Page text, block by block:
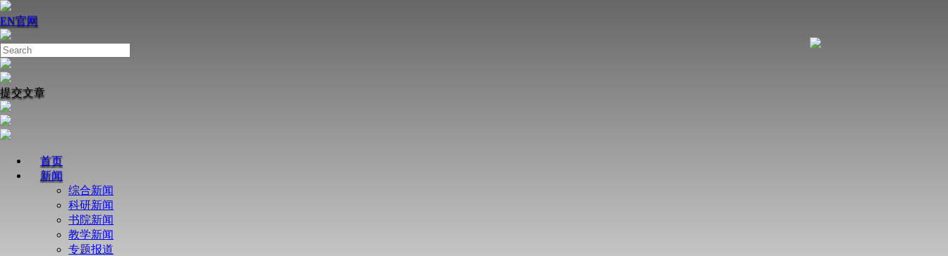
EN官网
提交文章
首页
新闻
综合新闻
科研新闻
书院新闻
教学新闻
专题报道